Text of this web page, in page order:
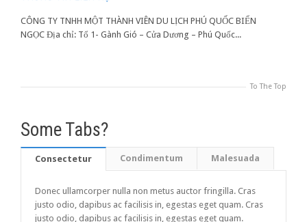
CÔNG TY TNHH MỘT THÀNH VIÊN DU LỊCH PHÚ QUỐC BIỂN
NGỌC Địa chỉ: Tổ 1- Gành Gió – Cửa Dương – Phú Quốc...
To The Top
Some Tabs?
Consectetur Condimentum Malesuada
Donec ullamcorper nulla non metus auctor fringilla. Cras
justo odio, dapibus ac facilisis in, egestas eget quam. Cras
justo odio, dapibus ac facilisis in, egestas eget quam.